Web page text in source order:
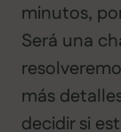
minutos,
Será una
más
decidir si